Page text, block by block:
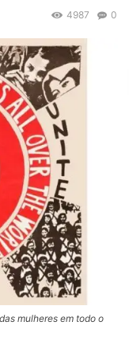
0
4987
mulheres em todo o